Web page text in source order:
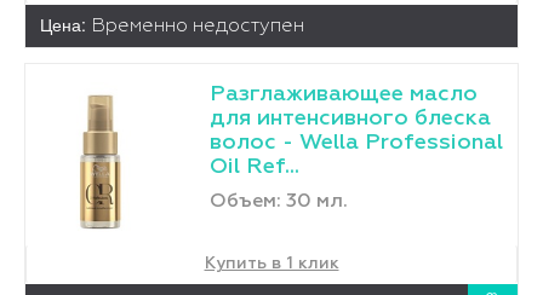
Цена: Временно недоступен
Разглаживающее масло
для интенсивного блеска
волос - Wella Professional
Oil Ref...
Объем: 30 мл.
Купить в 1 клик